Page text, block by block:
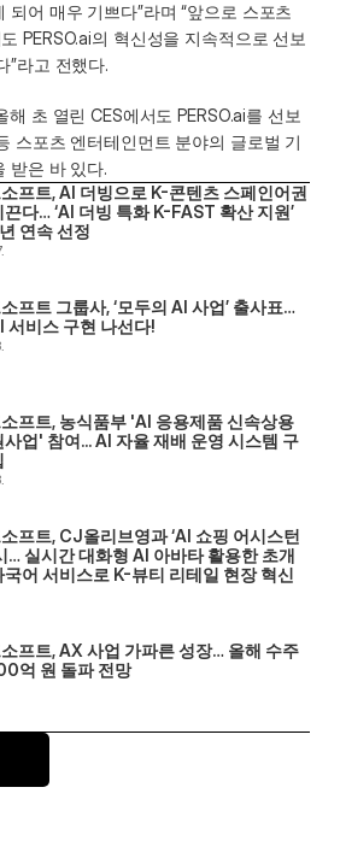
되어 매우 기쁘다”라며 “앞으로 스포츠
PERSO.ai의 혁신성을 지속적으로 선보
”라고 전했다.
초 열린 CES에서도 PERSO.ai를 선보
스포츠 엔터테인먼트 분야의 글로벌 기
받은 바 있다.
프트, AI 더빙으로 K-콘텐츠 스페인어권
끈다… ‘AI 더빙 특화 K-FAST 확산 지원’
연속 선정
프트 그룹사, ‘모두의 AI 사업’ 출사표…
서비스 구현 나선다!
프트, 농식품부 'AI 응용제품 신속상용
사업' 참여... AI 자율 재배 운영 시스템 구
프트, CJ올리브영과 ‘AI 쇼핑 어시스턴
… 실시간 대화형 AI 아바타 활용한 초개
국어 서비스로 K-뷰티 리테일 현장 혁신
프트, AX 사업 가파른 성장… 올해 수주
억 원 돌파 전망